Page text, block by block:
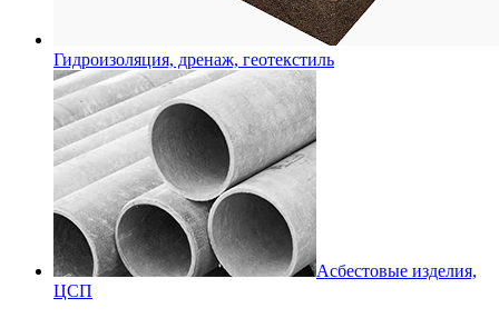
Гидроизоляция, дренаж, геотекстиль
Асбестовые изделия,
ЦСП